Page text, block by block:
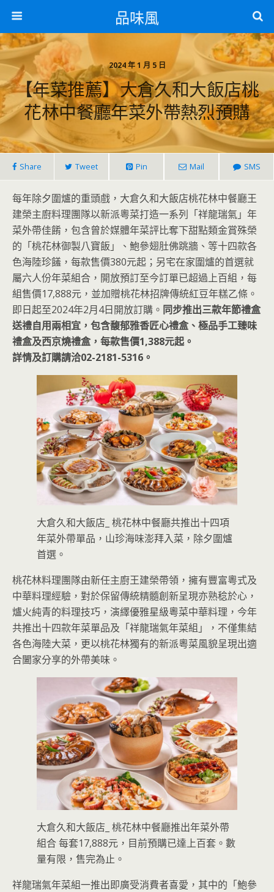
品味風
2024 年 1 月 5 日
【年菜推薦】大倉久和大飯店桃
花林中餐廳年菜外帶熱烈預購
Share Tweet Pin Mail SMS
每年除夕圍爐的重頭戲，大倉久和大飯店桃花林中餐廳王
建榮主廚料理團隊以新派粵菜打造一系列「祥龍瑞氣」年
菜外帶佳餚，包含曾於媒體年菜評比奪下甜點類金賞殊榮
的「桃花林御製八寶飯」、鮑參翅肚佛跳牆、等十四款各
色海陸珍饈，每款售價380元起；另宅在家圍爐的首選就
屬六人份年菜組合，開放預訂至今訂單已超過上百組，每
組售價17,888元，並加贈桃花林招牌傳統紅豆年糕乙條。
即日起至2024年2月4日開放訂購。 同步推出三款年節禮盒
送禮自用兩相宜，包含馥郁雅香匠心禮盒、極品手工臻味
禮盒及西京燒禮盒，每款售價1,388元起。
詳情及訂購請洽02-2181-5316。
大倉久和大飯店_ 桃花林中餐廳共推出十四項
年菜外帶單品，山珍海味澎拜入菜，除夕圍爐
首選。
桃花林料理團隊由新任主廚王建榮帶領，擁有豐富粵式及
中華料理經驗，對於保留傳統精髓創新呈現亦熟稔於心，
爐火純青的料理技巧，演繹優雅星級粵菜中華料理，今年
共推出十四款年菜單品及「祥龍瑞氣年菜組」，不僅集結
各色海陸大菜，更以桃花林獨有的新派粵菜風貌呈現出適
合闔家分享的外帶美味。
大倉久和大飯店_ 桃花林中餐廳推出年菜外帶
組合 每套17,888元，目前預購已達上百套。數
量有限，售完為止。
祥龍瑞氣年菜組一推出即廣受消費者喜愛，其中的「鮑參